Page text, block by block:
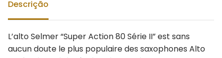
Descrição
L’alto Selmer “Super Action 80 Série II” est sans
aucun doute le plus populaire des saxophones Alto